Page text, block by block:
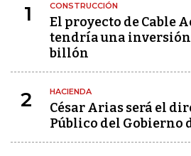
1 CONSTRUCCIÓN
El proyecto de Cable
tendría una inversión
billón
2 HACIENDA
César Arias será el
Público del Gobierno